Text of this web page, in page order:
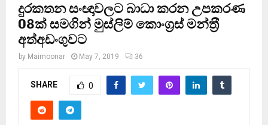
දුරකතන සංඥාවලට බාධා කරන උපකරණ
08ක් සමගින් මුස්ලිම් කොංග‍්‍රස් මන්ත‍්‍රී
අත්අඩංගුවට
by Maimoonar May 7, 2019 36
SHARE 0